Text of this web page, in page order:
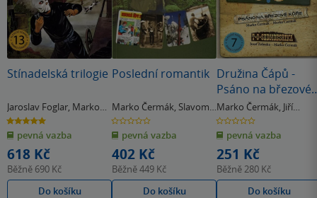
Stínadelská trilogie
Jaroslav Foglar, Marko
Čermák
5.0
z
5
hvězdiček
pevná vazba
618 Kč
Běžně 690 Kč
Do košíku
Poslední romantik
Marko Čermák, Slavomil
Janov
0.0
z
5
hvězdiček
pevná vazba
402 Kč
Běžně449 Kč
Do košíku
Družina Čápů -
Psáno na březové
kůře, T. O.
Sedmdesátka,
Tábor ve Žlutých
skalách
Marko Čermák, Jiří
Hromádko
0.0
z
5
hvězdiček
pevná vazba
251 Kč
Běžně280 Kč
Do košíku